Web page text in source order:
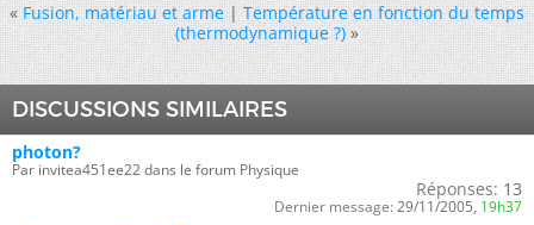
« Fusion, matériau et arme|Température en fonction du temps
(thermodynamique ?) »
DISCUSSIONS SIMILAIRES
photon?
Par invitea451ee22 dans le forum Physique
Réponses: 13
Dernier message: 29/11/2005, 19h37